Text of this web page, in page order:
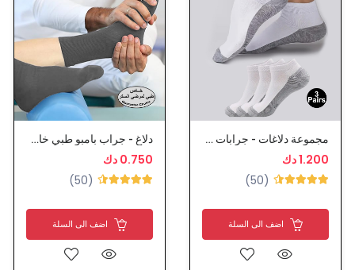
مجموعة دلاغات - جرابات كات معطرة
1.200 دك
(50)
اضف الى السلة
دلاغ - جراب بامبو طبي خاص لمرضى السكري
0.750 دك
(50)
اضف الى السلة